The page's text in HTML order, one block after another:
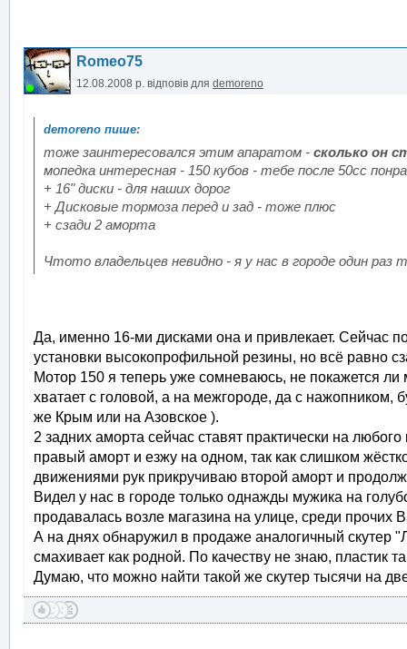
Romeo75
12.08.2008 р. відповів для demoreno
тоже заинтересовался этим апаратом - сколько он
мопедка интересная - 150 кубов - тебе после 50сс
+ 16" диски - для наших дорог
+ Дисковые тормоза перед и зад - тоже плюс
+ сзади 2 аморта
Чтото владельцев невидно - я у нас в городе один раз
Да, именно 16-ми дисками она и привлекает. Сейчас
установки высокопрофильной резины, но всё равно
Мотор 150 я теперь уже сомневаюсь, не покажется
хватает с головой, а на межгороде, да с нажопником,
же Крым или на Азовское ).
2 задних аморта сейчас ставят практически на
правый аморт и езжу на одном, так как слишком
движениями рук прикручиваю второй аморт и
Видел у нас в городе только однажды мужика на
продавалась возле магазина на улице, среди прочих
А на днях обнаружил в продаже аналогичный скутер
смахивает как родной. По качеству не знаю, пластик
Думаю, что можно найти такой же скутер тысячи на